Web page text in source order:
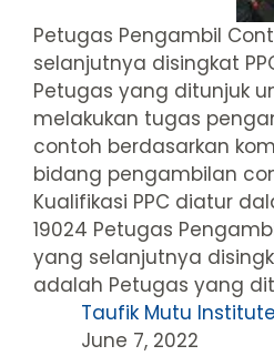
Petugas Pengambil
selanjutnya disingkat
Petugas yang ditunjuk
melakukan tugas
contoh berdasarkan
bidang pengambilan
Kualifikasi PPC diatur
19024 Petugas
yang selanjutnya
adalah Petugas yang
Taufik Mutu Institute
June 7, 2022